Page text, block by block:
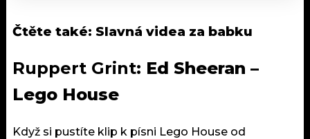
Čtěte také: Slavná videa za babku
Ruppert Grint: Ed Sheeran –
Lego House
Když si pustíte klip k písni Lego House od